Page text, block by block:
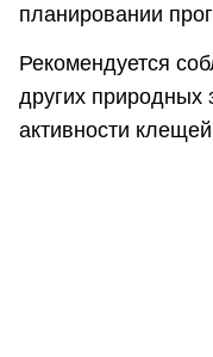
планировании
Рекомендуется
других природных
активности